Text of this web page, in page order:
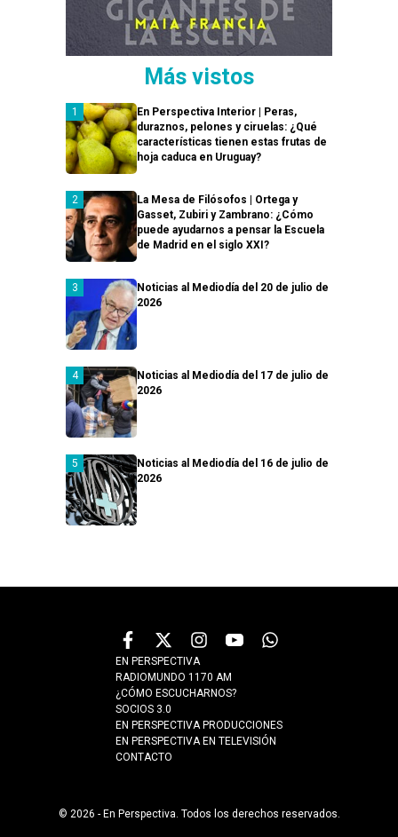
Más vistos
En Perspectiva Interior | Peras,
duraznos, pelones y ciruelas: ¿Qué
características tienen estas frutas de
hoja caduca en Uruguay?
La Mesa de Filósofos | Ortega y
Gasset, Zubiri y Zambrano: ¿Cómo
puede ayudarnos a pensar la Escuela
de Madrid en el siglo XXI?
Noticias al Mediodía del 20 de julio de
2026
Noticias al Mediodía del 17 de julio de
2026
Noticias al Mediodía del 16 de julio de
2026
EN PERSPECTIVA
RADIOMUNDO 1170 AM
¿CÓMO ESCUCHARNOS?
SOCIOS 3.0
EN PERSPECTIVA PRODUCCIONES
EN PERSPECTIVA EN TELEVISIÓN
CONTACTO
© 2026 - En Perspectiva. Todos los derechos reservados.